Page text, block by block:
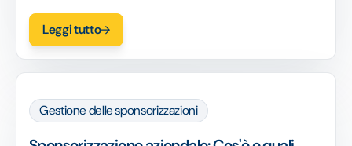
semplificare il vostro processo. Scoprite le
caratteristiche principali e i consigli per
Leggi tutto
Gestione delle sponsorizzazioni